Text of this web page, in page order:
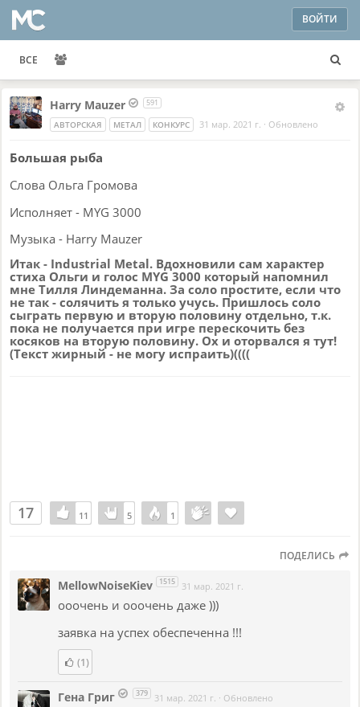
ВОЙТИ
ВСЕ
Harry Mauzer 591
АВТОРСКАЯ МЕТАЛ КОНКУРС 31 мар. 2021 г. · Обновлено
Большая рыба
Слова Ольга Громова
Исполняет - MYG 3000
Музыка - Harry Mauzer
Итак - Industrial Metal. Вдохновили сам характер
стиха Ольги и голос MYG 3000 который напомнил
мне Тилля Линдеманна. За соло простите, если что
не так - солячить я только учусь. Пришлось соло
сыграть первую и вторую половину отдельно, т.к.
пока не получается при игре перескочить без
косяков на вторую половину. Ох и оторвался я тут!
(Текст жирный - не могу испраить)((((
17 11
11 5
5 11
ПОДЕЛИСЬ
MellowNoiseKiev 1515 31 мар. 2021 г.
ооочень и ооочень даже )))
заявка на успех обеспеченна !!!
(1)
Гена Григ 379 31 мар. 2021 г. · Обновлено